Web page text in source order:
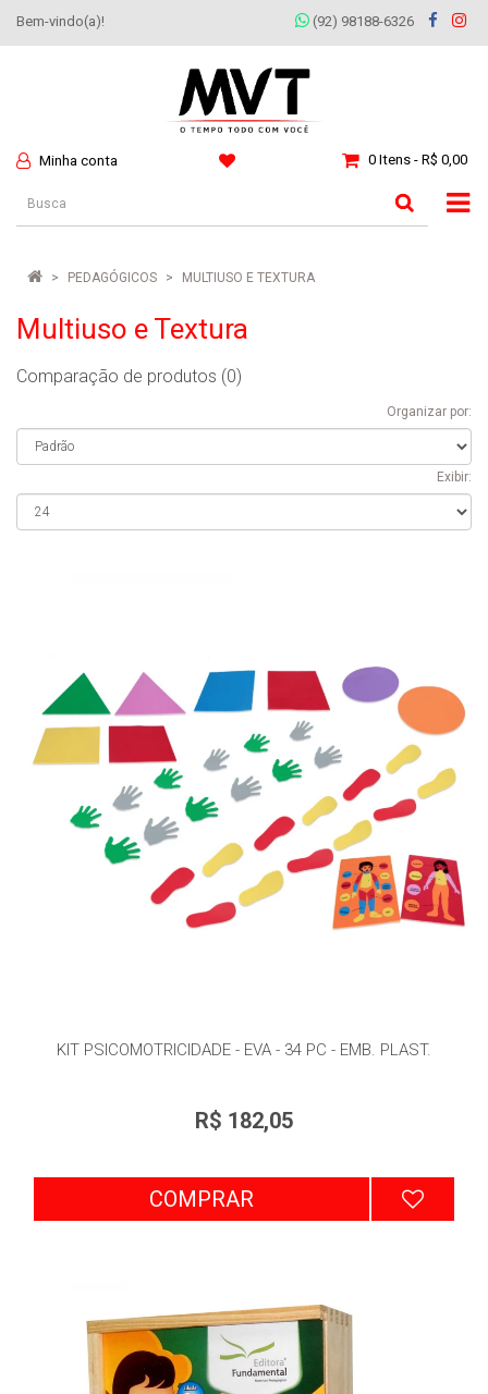
Bem-vindo(a)! (92) 98188-6326
Minha conta 0 Itens - R$ 0,00
PEDAGÓGICOS MULTIUSO E TEXTURA
Multiuso e Textura
Comparação de produtos (0)
Organizar por:
Exibir:
KIT PSICOMOTRICIDADE - EVA - 34 PC - EMB. PLAST.
R$ 182,05
COMPRAR